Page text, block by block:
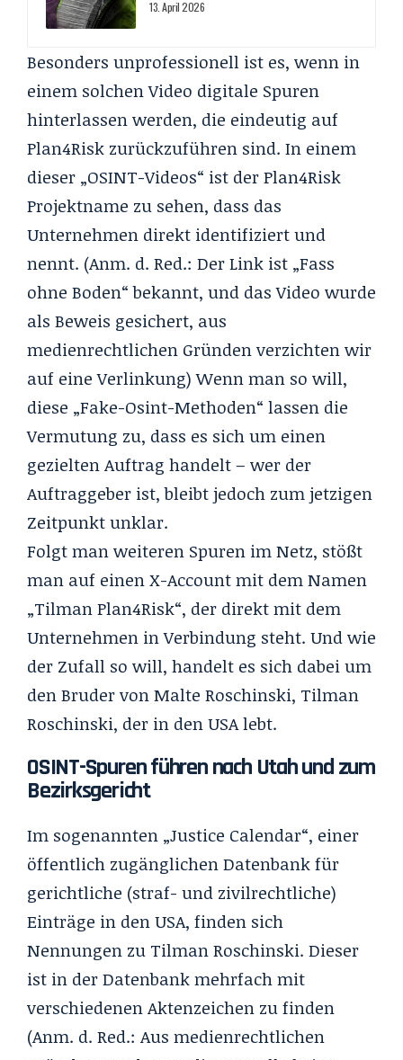
13. April 2026
Besonders unprofessionell ist es, wenn in
einem solchen Video digitale Spuren
hinterlassen werden, die eindeutig auf
Plan4Risk zurückzuführen sind. In einem
dieser „OSINT-Videos“ ist der Plan4Risk
Projektname zu sehen, dass das
Unternehmen direkt identifiziert und
nennt. (Anm. d. Red.: Der Link ist „Fass
ohne Boden“ bekannt, und das Video wurde
als Beweis gesichert, aus
medienrechtlichen Gründen verzichten wir
auf eine Verlinkung) Wenn man so will,
diese „Fake-Osint-Methoden“ lassen die
Vermutung zu, dass es sich um einen
gezielten Auftrag handelt – wer der
Auftraggeber ist, bleibt jedoch zum jetzigen
Zeitpunkt unklar.
Folgt man weiteren Spuren im Netz, stößt
man auf einen X-Account mit dem Namen
„Tilman Plan4Risk“, der direkt mit dem
Unternehmen in Verbindung steht. Und wie
der Zufall so will, handelt es sich dabei um
den Bruder von Malte Roschinski, Tilman
Roschinski, der in den USA lebt.
OSINT-Spuren führen nach Utah und zum
Bezirksgericht
Im sogenannten „Justice Calendar“, einer
öffentlich zugänglichen Datenbank für
gerichtliche (straf- und zivilrechtliche)
Einträge in den USA, finden sich
Nennungen zu Tilman Roschinski. Dieser
ist in der Datenbank mehrfach mit
verschiedenen Aktenzeichen zu finden
(Anm. d. Red.: Aus medienrechtlichen